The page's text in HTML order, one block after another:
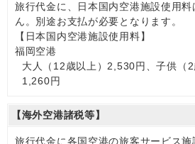
旅行代金に、日本国内空港施設使用
ん。別途お支払が必要となります。
【日本国内空港施設使用料】
福岡空港
大人（12歳以上）2,530円、子供（2
1,260円
【海外空港諸税等】
旅行代金に各国空港の旅客サービス